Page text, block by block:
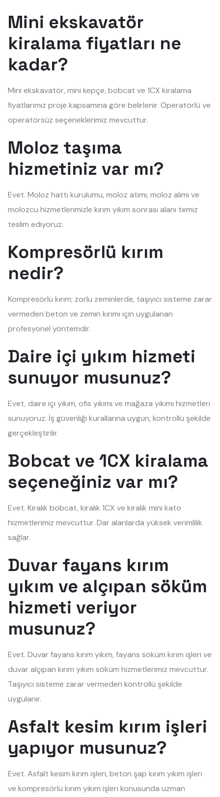
Mini ekskavatör
kiralama fiyatları ne
kadar?
Mini ekskavatör, mini kepçe, bobcat ve 1CX kiralama
fiyatlarımız proje kapsamına göre belirlenir. Operatörlü ve
operatörsüz seçeneklerimiz mevcuttur.
Moloz taşıma
hizmetiniz var mı?
Evet. Moloz hattı kurulumu, moloz atımı, moloz alımı ve
molozcu hizmetlerimizle kırım yıkım sonrası alanı temiz
teslim ediyoruz.
Kompresörlü kırım
nedir?
Kompresörlü kırım; zorlu zeminlerde, taşıyıcı sisteme zarar
vermeden beton ve zemin kırımı için uygulanan
profesyonel yöntemdir.
Daire içi yıkım hizmeti
sunuyor musunuz?
Evet, daire içi yıkım, ofis yıkımı ve mağaza yıkımı hizmetleri
sunuyoruz. İş güvenliği kurallarına uygun, kontrollü şekilde
gerçekleştirilir.
Bobcat ve 1CX kiralama
seçeneğiniz var mı?
Evet. Kiralık bobcat, kiralık 1CX ve kiralık mini kato
hizmetlerimiz mevcuttur. Dar alanlarda yüksek verimlilik
sağlar.
Duvar fayans kırım
yıkım ve alçıpan söküm
hizmeti veriyor
musunuz?
Evet. Duvar fayans kırım yıkım, fayans söküm kırım işleri ve
duvar alçıpan kırım yıkım söküm hizmetlerimiz mevcuttur.
Taşıyıcı sisteme zarar vermeden kontrollü şekilde
uygulanır.
Asfalt kesim kırım işleri
yapıyor musunuz?
Evet. Asfalt kesim kırım işleri, beton şap kırım yıkım işleri
ve kompresörlü kırım yıkım işleri konusunda uzman